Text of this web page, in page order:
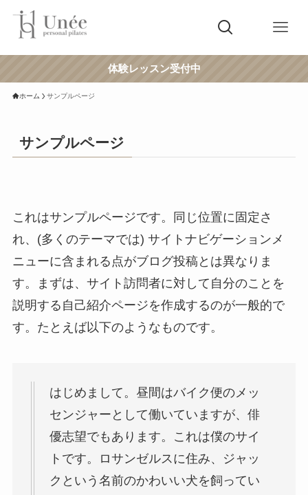
体験レッスン受付中
ホーム サンプルページ
サンプルページ
これはサンプルページです。同じ位置に固定さ
れ、(多くのテーマでは) サイトナビゲーションメ
ニューに含まれる点がブログ投稿とは異なりま
す。まずは、サイト訪問者に対して自分のことを
説明する自己紹介ページを作成するのが一般的で
す。たとえば以下のようなものです。
はじめまして。昼間はバイク便のメッ
センジャーとして働いていますが、俳
優志望でもあります。これは僕のサイ
トです。ロサンゼルスに住み、ジャッ
クという名前のかわいい犬を飼ってい